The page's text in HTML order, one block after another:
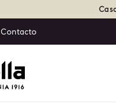
Contacto